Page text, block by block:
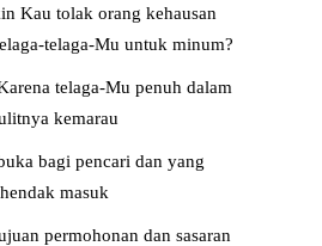
Kau tolak orang kehausan
telaga-Mu untuk minum?
telaga-Mu penuh dalam
kemarau
bagi pencari dan yang
hendak masuk
permohonan dan sasaran